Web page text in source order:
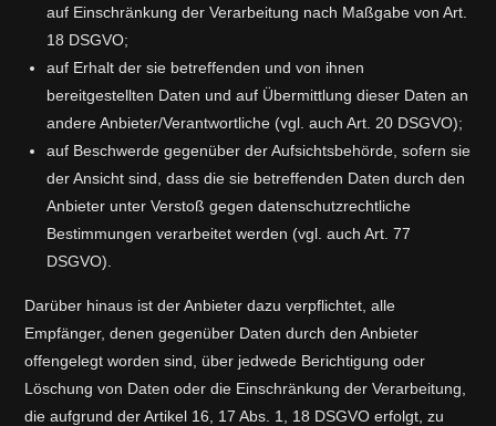
auf Einschränkung der Verarbeitung nach Maßgabe von Art.
18 DSGVO;
auf Erhalt der sie betreffenden und von ihnen
bereitgestellten Daten und auf Übermittlung dieser Daten an
andere Anbieter/Verantwortliche (vgl. auch Art. 20 DSGVO);
auf Beschwerde gegenüber der Aufsichtsbehörde, sofern sie
der Ansicht sind, dass die sie betreffenden Daten durch den
Anbieter unter Verstoß gegen datenschutzrechtliche
Bestimmungen verarbeitet werden (vgl. auch Art. 77
DSGVO).
Darüber hinaus ist der Anbieter dazu verpflichtet, alle
Empfänger, denen gegenüber Daten durch den Anbieter
offengelegt worden sind, über jedwede Berichtigung oder
Löschung von Daten oder die Einschränkung der Verarbeitung,
die aufgrund der Artikel 16, 17 Abs. 1, 18 DSGVO erfolgt, zu